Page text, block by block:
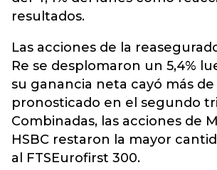
resultados.
Las acciones de la
Re se desplomaron un 5,4%
su ganancia neta cayó más de
pronosticado en el segundo
Combinadas, las acciones de
HSBC restaron la mayor
al FTSEurofirst 300.